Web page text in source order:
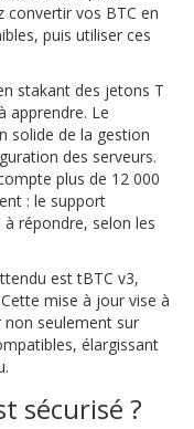
convertir vos BTC en
puis utiliser ces
stakant des jetons T
apprendre. Le
solide de la gestion
des serveurs.
plus de 12 000
: le support
répondre, selon les
est tBTC v3,
mise à jour vise à
seulement sur
élargissant
sécurisé ?